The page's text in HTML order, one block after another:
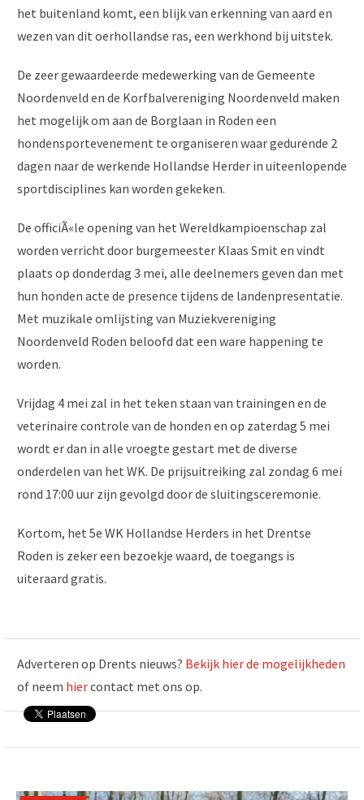
het buitenland komt, een blijk van erkenning van aard en
wezen van dit oerhollandse ras, een werkhond bij uitstek.
De zeer gewaardeerde medewerking van de Gemeente
Noordenveld en de Korfbalvereniging Noordenveld maken
het mogelijk om aan de Borglaan in Roden een
hondensportevenement te organiseren waar gedurende 2
dagen naar de werkende Hollandse Herder in uiteenlopende
sportdisciplines kan worden gekeken.
De officiÃ«le opening van het Wereldkampioenschap zal
worden verricht door burgemeester Klaas Smit en vindt
plaats op donderdag 3 mei, alle deelnemers geven dan met
hun honden acte de presence tijdens de landenpresentatie.
Met muzikale omlijsting van Muziekvereniging
Noordenveld Roden beloofd dat een ware happening te
worden.
Vrijdag 4 mei zal in het teken staan van trainingen en de
veterinaire controle van de honden en op zaterdag 5 mei
wordt er dan in alle vroegte gestart met de diverse
onderdelen van het WK. De prijsuitreiking zal zondag 6 mei
rond 17:00 uur zijn gevolgd door de sluitingsceremonie.
Kortom, het 5e WK Hollandse Herders in het Drentse
Roden is zeker een bezoekje waard, de toegangs is
uiteraard gratis.
Adverteren op Drents nieuws? Bekijk hier de mogelijkheden
of neem hiercontact met ons op.